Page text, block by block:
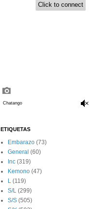
ETIQUETAS
Embarazo (73)
General (60)
Inc (319)
Kemono (47)
L (119)
S/L (299)
S/S (505)